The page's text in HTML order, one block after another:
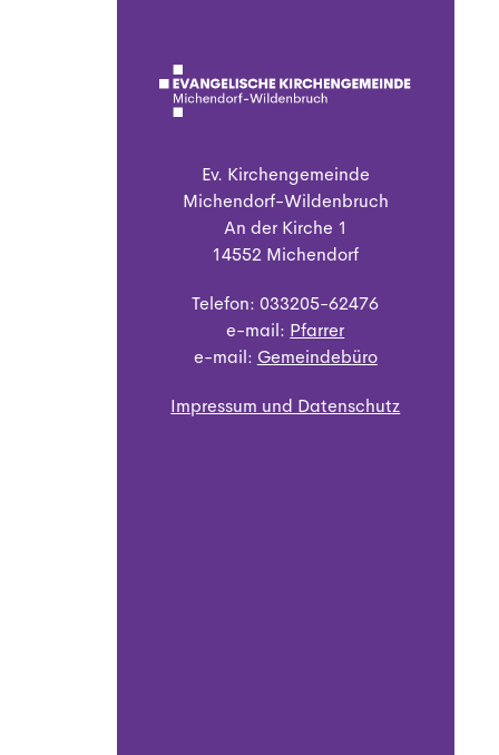
Ev. Kirchengemeinde
Michendorf-Wildenbruch
An der Kirche 1
14552 Michendorf
Telefon: 033205-62476
e-mail: Pfarrer
e-mail: Gemeindebüro
Impressum und Datenschutz